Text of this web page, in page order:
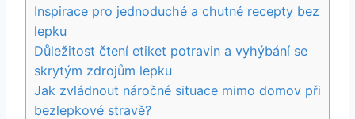
Inspirace pro jednoduché a chutné recepty bez
lepku
Důležitost čtení etiket potravin a vyhýbání se
skrytým zdrojům lepku
Jak zvládnout náročné situace mimo domov při
bezlepkové stravě?